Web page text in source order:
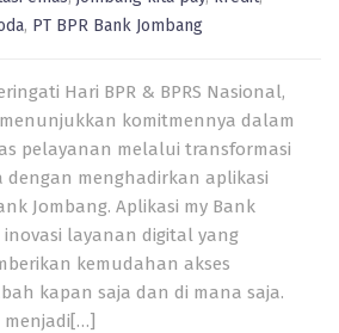
, PT BPR Bank Jombang
Hari BPR & BPRS Nasional,
komitmennya dalam
pelayanan melalui transformasi
menghadirkan aplikasi
Jombang. Aplikasi my Bank
layanan digital yang
kemudahan akses
kapan saja dan di mana saja.
menjadi[…]